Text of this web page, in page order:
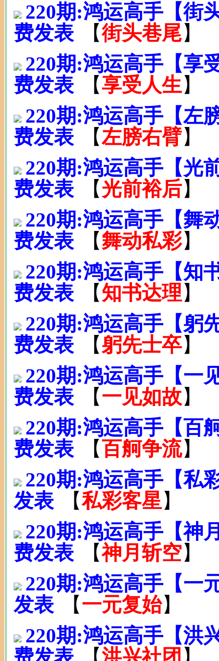
220期:鸿运高手【
费发表
【街头巷尾】
220期:鸿运高手【
费发表
【享受人生】
220期:鸿运高手【
费发表
【左膀右臂】
220期:鸿运高手【
费发表
【光前裕后】
220期:鸿运高手【
费发表
【舞动私彩】
220期:鸿运高手【
费发表
【知书达理 】
220期:鸿运高手【
费发表
【躬先士卒】
220期:鸿运高手【
费发表
【一见如故】
220期:鸿运高手【
费发表
【百舸争流】
220期:鸿运高手【
发表
【私彩客星 】
220期:鸿运高手【
费发表
【神月斩空】
220期:鸿运高手【
发表
【一元复始】
220期:鸿运高手【